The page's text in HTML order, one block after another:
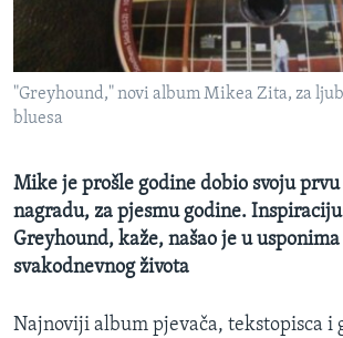
MAGAZIN
O GLASU AMERIKE
Learning English
PRATITE NAS
"Greyhound," novi album Mikea Zita, za
bluesa
Mike je prošle godine dobio svoju prvu
nagradu, za pjesmu godine.
Greyhound, kaže, našao je u
svakodnevnog života
Najnoviji album pjevača, tekstopisca i